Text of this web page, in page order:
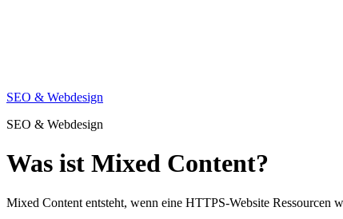
SEO & Webdesign
SEO & Webdesign
Was ist Mixed Content?
Mixed Content entsteht, wenn eine HTTPS-Website Ressourcen